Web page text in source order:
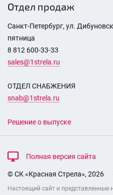
Отдел продаж
Санкт-Петербург, ул.
пятница
8 812 600-33-33
sales@1strela.ru
ОТДЕЛ СНАБЖЕНИЯ
snab@1strela.ru
Решение о выпуске
Полная версия сайта
© СК «Красная Стрела», 2026
Настоящий сайт и представленные